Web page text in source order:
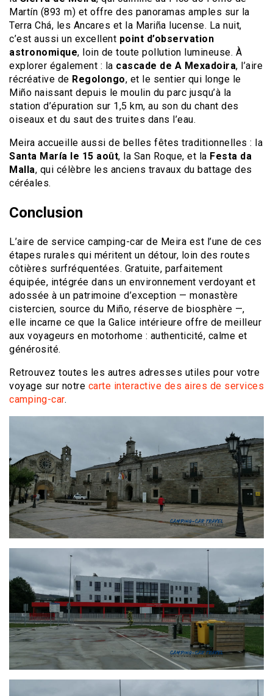
Martín (893 m) et offre des panoramas amples sur la
Terra Chá, les Ancares et la Mariña lucense. La nuit,
c’est aussi un excellent point d’observation
astronomique, loin de toute pollution lumineuse. À
explorer également : la cascade de A Mexadoira, l’aire
récréative de Regolongo, et le sentier qui longe le
Miño naissant depuis le moulin du parc jusqu’à la
station d’épuration sur 1,5 km, au son du chant des
oiseaux et du saut des truites dans l’eau.
Meira accueille aussi de belles fêtes traditionnelles : la
Santa María le 15 août, la San Roque, et la Festa da
Malla, qui célèbre les anciens travaux du battage des
céréales.
Conclusion
L’aire de service camping-car de Meira est l’une de ces
étapes rurales qui méritent un détour, loin des routes
côtières surfréquentées. Gratuite, parfaitement
équipée, intégrée dans un environnement verdoyant et
adossée à un patrimoine d’exception — monastère
cistercien, source du Miño, réserve de biosphère —,
elle incarne ce que la Galice intérieure offre de meilleur
aux voyageurs en motorhome : authenticité, calme et
générosité.
Retrouvez toutes les autres adresses utiles pour votre
voyage sur notre carte interactive des aires de services
camping-car.